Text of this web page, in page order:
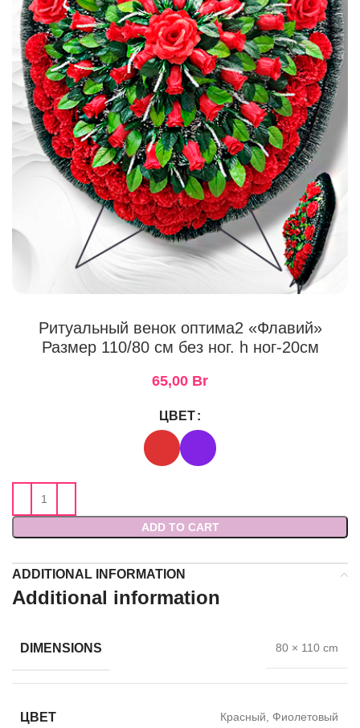
Ритуальный венок оптима2 «Флавий»
Размер 110/80 см без ног. h ног-20см
65,00 Br
ЦВЕТ
ADD TO CART
ADDITIONAL INFORMATION
Additional information
DIMENSIONS 80 × 110 cm
ЦВЕТ Красный, Фиолетовый